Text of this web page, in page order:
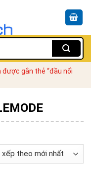
được gắn thẻ “đầu nối